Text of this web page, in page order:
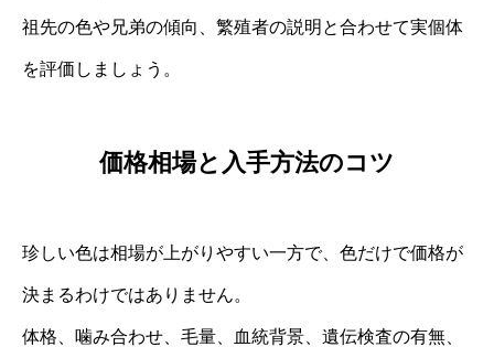
祖先の色や兄弟の傾向、繁殖者の説明と合わせて実個体
を評価しましょう。
価格相場と入手方法のコツ
珍しい色は相場が上がりやすい一方で、色だけで価格が
決まるわけではありません。
体格、噛み合わせ、毛量、血統背景、遺伝検査の有無、